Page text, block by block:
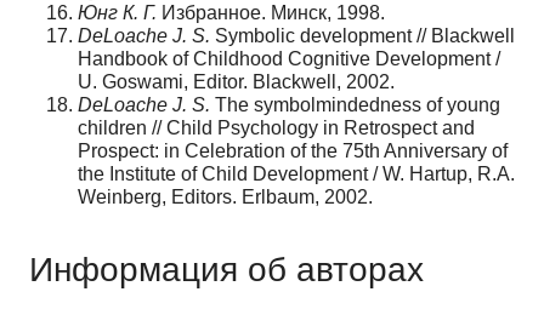
Юнг К. Г. Избранное. Минск, 1998.
DeLoache J. S. Symbolic development // Blackwell
Handbook of Childhood Cognitive Development /
U. Goswami, Editor. Blackwell, 2002.
DeLoache J. S. The symbolmindedness of young
children // Child Psychology in Retrospect and
Prospect: in Celebration of the 75th Anniversary of
the Institute of Child Development / W. Hartup, R.A.
Weinberg, Editors. Erlbaum, 2002.
Информация об авторах